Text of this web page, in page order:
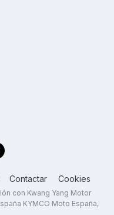
Contactar Cookies
con Kwang Yang Motor
KYMCO Moto España,